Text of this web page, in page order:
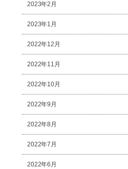
2023年2月
2023年1月
2022年12月
2022年11月
2022年10月
2022年9月
2022年8月
2022年7月
2022年6月